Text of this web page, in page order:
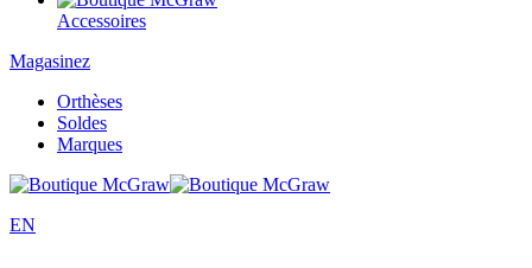
Accessoires
Magasinez
Orthèses
Soldes
Marques
EN